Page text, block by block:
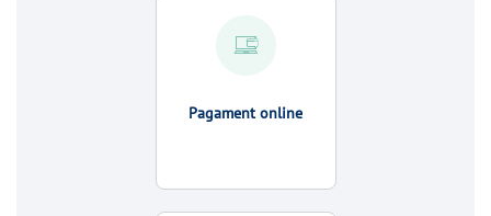
Pagament online